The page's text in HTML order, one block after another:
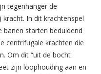
tegenhanger de
In dit krachtenspel
starten beduidend
centrifugale krachten die
Om dit “uit de bocht
zijn loophouding aan en